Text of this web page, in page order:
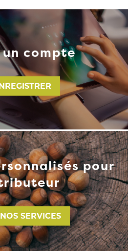
un compte
pour
SERVICES